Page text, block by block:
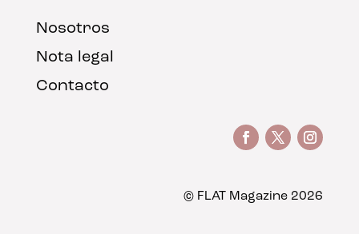
Nosotros
Nota legal
Contacto
© FLAT Magazine 2026